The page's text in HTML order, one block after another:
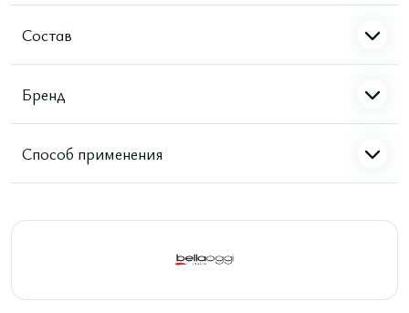
Состав
Бренд
Способ применения